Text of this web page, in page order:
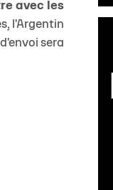
avec les
l'Argentin
sera